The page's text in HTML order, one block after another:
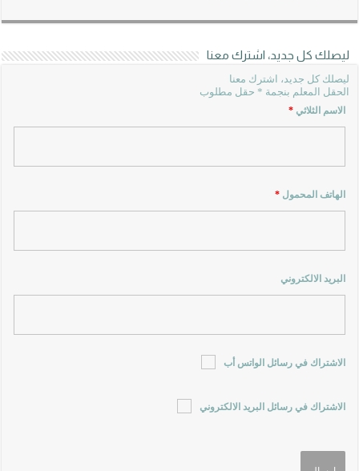
ليصلك كل جديد، اشترك معنا
ليصلك كل جديد، اشترك معنا
الحقل المعلم بنجمة * حقل مطلوب
الاسم الثلاثي*
الهاتف المحمول*
البريد الالكتروني
الاشتراك في رسائل الواتس أب
الاشتراك في رسائل البريد الالكتروني